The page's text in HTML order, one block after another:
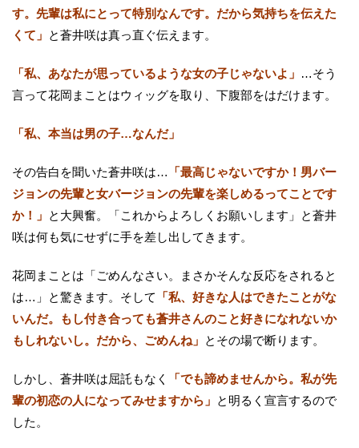
す。先輩は私にとって特別なんです。だから気持ちを伝えた
くて」 と蒼井咲は真っ直ぐ伝えます。
「私、あなたが思っているような女の子じゃないよ」 …そう
言って花岡まことはウィッグを取り、下腹部をはだけます。
「私、本当は男の子…なんだ」
その告白を聞いた蒼井咲は…
「最高じゃないですか！男バー
ジョンの先輩と女バージョンの先輩を楽しめるってことです
か！」 と大興奮。「これからよろしくお願いします」と蒼井
咲は何も気にせずに手を差し出してきます。
花岡まことは「ごめんなさい。まさかそんな反応をされると
は…」と驚きます。そして
「私、好きな人はできたことがな
いんだ。もし付き合っても蒼井さんのこと好きになれないか
もしれないし。だから、ごめんね」 とその場で断ります。
しかし、蒼井咲は屈託もなく
「でも諦めませんから。私が先
輩の初恋の人になってみせますから」 と明るく宣言するので
した。